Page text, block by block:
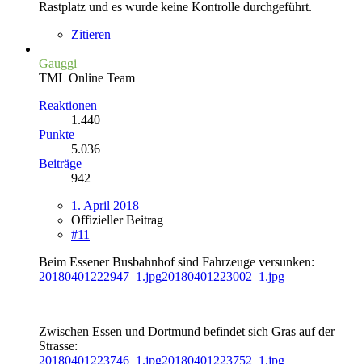
Rastplatz und es wurde keine Kontrolle durchgeführt.
Zitieren
Gauggi
TML Online Team
Reaktionen
1.440
Punkte
5.036
Beiträge
942
1. April 2018
Offizieller Beitrag
#11
Beim Essener Busbahnhof sind Fahrzeuge versunken:
20180401222947_1.jpg20180401223002_1.jpg
Zwischen Essen und Dortmund befindet sich Gras auf der
Strasse:
20180401223746_1.jpg20180401223752_1.jpg